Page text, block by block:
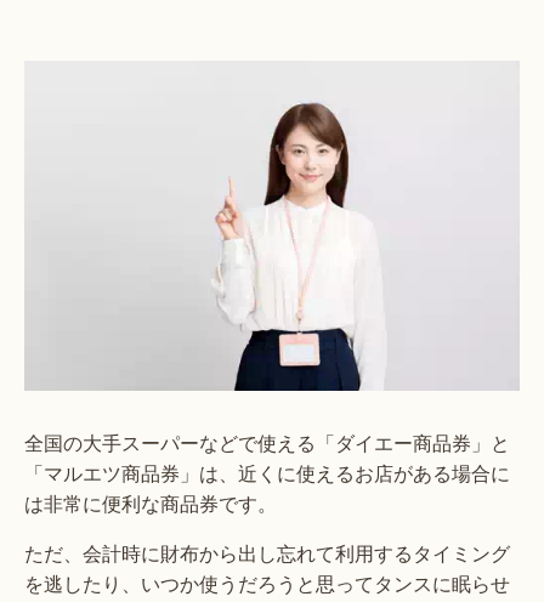
全国の大手スーパーなどで使える「ダイエー商品券」と
「マルエツ商品券」は、近くに使えるお店がある場合に
は非常に便利な商品券です。
ただ、会計時に財布から出し忘れて利用するタイミング
を逃したり、いつか使うだろうと思ってタンスに眠らせ